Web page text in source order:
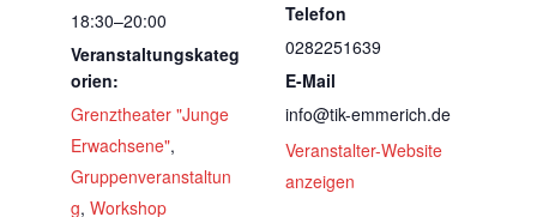
18:30–20:00
Veranstaltungskateg
orien:
Grenztheater "Junge
Erwachsene",
Gruppenveranstaltun
g, Workshop
Telefon
0282251639
E-Mail
info@tik-emmerich.de
Veranstalter-Website
anzeigen